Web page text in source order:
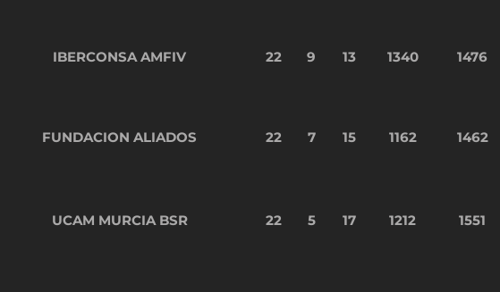
IBERCONSA AMFIV 22 9 13 1340 1476
FUNDACION ALIADOS 22 7 15 1162 1462
UCAM MURCIA BSR 22 5 17 1212 1551